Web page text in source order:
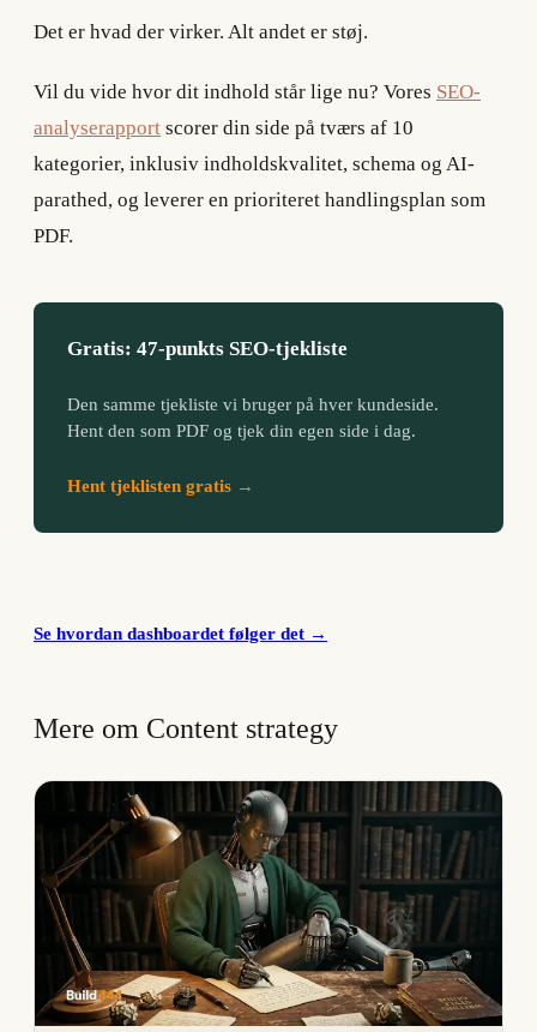
Det er hvad der virker. Alt andet er støj.
Vil du vide hvor dit indhold står lige nu? Vores SEO-
analyserapport scorer din side på tværs af 10
kategorier, inklusiv indholdskvalitet, schema og AI-
parathed, og leverer en prioriteret handlingsplan som
PDF.
Gratis: 47-punkts SEO-tjekliste
Den samme tjekliste vi bruger på hver kundeside.
Hent den som PDF og tjek din egen side i dag.
Hent tjeklisten gratis →
Se hvordan dashboardet følger det →
Mere om Content strategy